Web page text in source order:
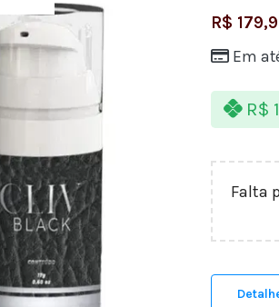
R$
Em
R$
Falta